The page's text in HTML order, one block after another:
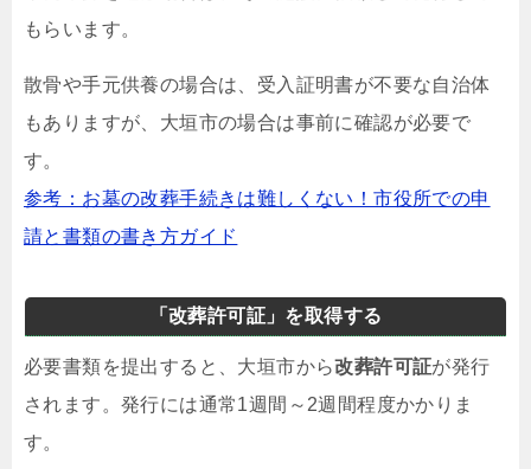
もらいます。
散骨や手元供養の場合は、受入証明書が不要な自治体
もありますが、大垣市の場合は事前に確認が必要で
す。
参考：お墓の改葬手続きは難しくない！市役所での申
請と書類の書き方ガイド
「改葬許可証」を取得する
必要書類を提出すると、大垣市から改葬許可証が発行
されます。発行には通常1週間～2週間程度かかりま
す。